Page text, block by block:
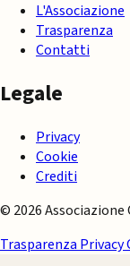
L'Associazione
Trasparenza
Contatti
Legale
Privacy
Cookie
Crediti
© 2026
Trasparenza Privacy